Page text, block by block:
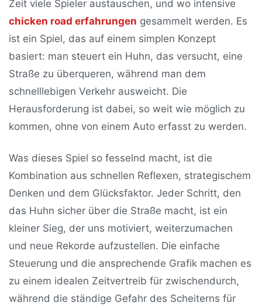
Zeit viele Spieler austauschen, und wo intensive
chicken road erfahrungen gesammelt werden. Es
ist ein Spiel, das auf einem simplen Konzept
basiert: man steuert ein Huhn, das versucht, eine
Straße zu überqueren, während man dem
schnelllebigen Verkehr ausweicht. Die
Herausforderung ist dabei, so weit wie möglich zu
kommen, ohne von einem Auto erfasst zu werden.
Was dieses Spiel so fesselnd macht, ist die
Kombination aus schnellen Reflexen, strategischem
Denken und dem Glücksfaktor. Jeder Schritt, den
das Huhn sicher über die Straße macht, ist ein
kleiner Sieg, der uns motiviert, weiterzumachen
und neue Rekorde aufzustellen. Die einfache
Steuerung und die ansprechende Grafik machen es
zu einem idealen Zeitvertreib für zwischendurch,
während die ständige Gefahr des Scheiterns für